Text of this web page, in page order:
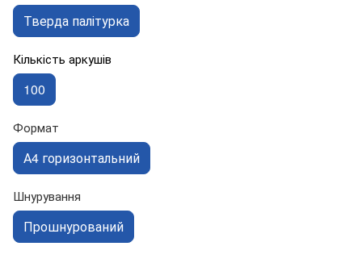
Тверда палітурка
Кількість аркушів
100
Формат
А4 горизонтальний
Шнурування
Прошнурований